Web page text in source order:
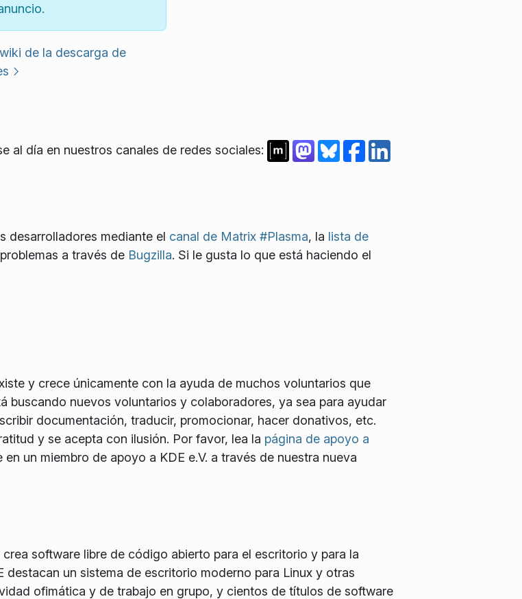
de la descarga de
al día en nuestros canales de redes sociales:
desarrolladores mediante el canal de Matrix #Plasma, la lista de
a través de Bugzilla. Si le gusta lo que está haciendo el
y crece únicamente con la ayuda de muchos voluntarios que
buscando nuevos voluntarios y colaboradores, ya sea para ayudar
documentación, traducir, promocionar, hacer donativos, etc.
y se acepta con ilusión. Por favor, lea la página de apoyo a
un miembro de apoyo a KDE e.V. a través de nuestra nueva
software libre de código abierto para el escritorio y para la
un sistema de escritorio moderno para Linux y otras
ofimática y de trabajo en grupo, y cientos de títulos de software